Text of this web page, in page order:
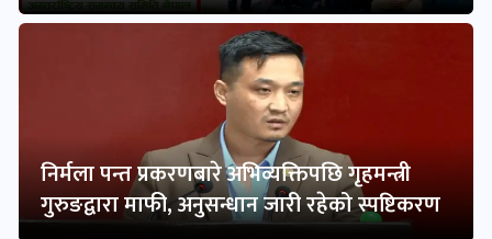
निर्मला पन्त प्रकरणबारे अभिव्यक्तिपछि गृहमन्त्री
गुरुङद्वारा माफी, अनुसन्धान जारी रहेको स्पष्टिकरण